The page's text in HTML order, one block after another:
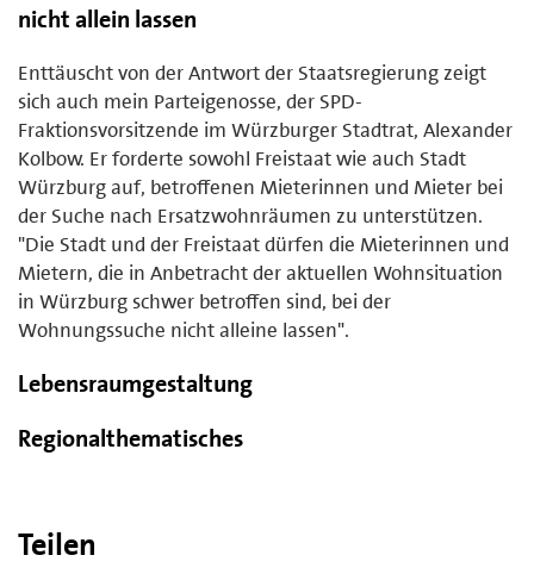
nicht allein lassen
Enttäuscht von der Antwort der Staatsregierung zeigt
sich auch mein Parteigenosse, der SPD-
Fraktionsvorsitzende im Würzburger Stadtrat, Alexander
Kolbow. Er forderte sowohl Freistaat wie auch Stadt
Würzburg auf, betroffenen Mieterinnen und Mieter bei
der Suche nach Ersatzwohnräumen zu unterstützen.
"Die Stadt und der Freistaat dürfen die Mieterinnen und
Mietern, die in Anbetracht der aktuellen Wohnsituation
in Würzburg schwer betroffen sind, bei der
Wohnungssuche nicht alleine lassen".
Lebensraumgestaltung
Regionalthematisches
Teilen